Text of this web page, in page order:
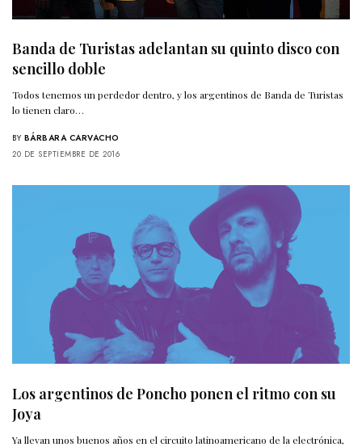
Banda de Turistas adelantan su quinto disco con
sencillo doble
Todos tenemos un perdedor dentro, y los argentinos de Banda de Turistas
lo tienen claro…
BY BÁRBARA CARVACHO
20 DE SEPTIEMBRE DE 2016
Los argentinos de Poncho ponen el ritmo con su
Joya
Ya llevan unos buenos años en el circuito latinoamericano de la electrónica,